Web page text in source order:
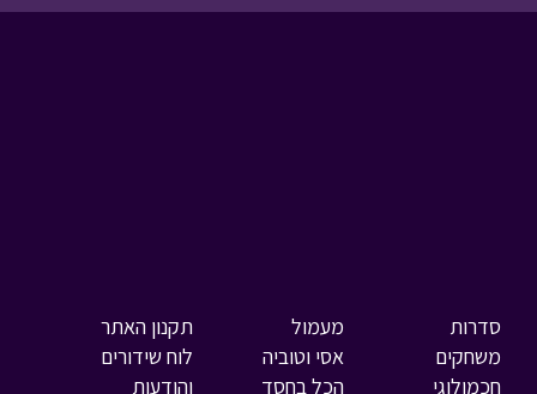
סדרות
משחקים
חכמולוגי
מעמול
אסי וטוביה
הכל בחסד
תקנון האתר
לוח שידורים
והודעות